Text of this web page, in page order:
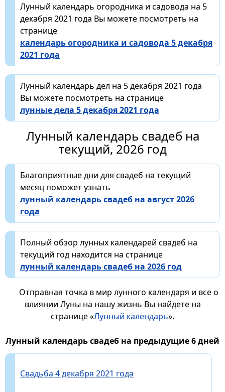
Лунный календарь огородника и садовода на 5
декабря 2021 года Вы можете посмотреть на
странице
календарь огородника и садовода 5 декабря
2021 года
Лунный календарь дел на 5 декабря 2021 года
Вы можете посмотреть на странице
лунные дела 5 декабря 2021 года
Лунный календарь свадеб на
текущий, 2026 год
Благоприятные дни для свадеб на текущий
месяц поможет узнать
лунный календарь свадеб на август 2026
года
Полный обзор лунных календарей свадеб на
текущий год находится на странице
лунный календарь свадеб на 2026 год
Отправная точка в мир лунного календаря и все о
влиянии Луны на нашу жизнь Вы найдете на
странице «Лунный календарь».
Лунный календарь свадеб на предыдущие 6 дней
Свадьба 4 декабря 2021 года